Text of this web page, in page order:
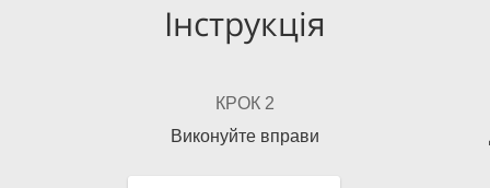
Інструкція
КРОК 2
Виконуйте вправи